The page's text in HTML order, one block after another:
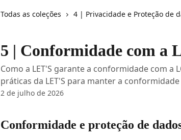
Todas as coleções 4 | Privacidade e Proteção de
5 | Conformidade com a
Como a LET'S garante a conformidade com a
práticas da LET'S para manter a
2 de julho de 2026
Conformidade e proteção de